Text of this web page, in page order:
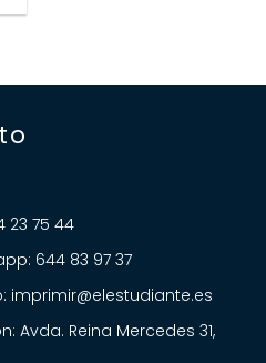
23 75 44
644 83 97 37
imprimir@elestudiante.es
Avda. Reina Mercedes 31,